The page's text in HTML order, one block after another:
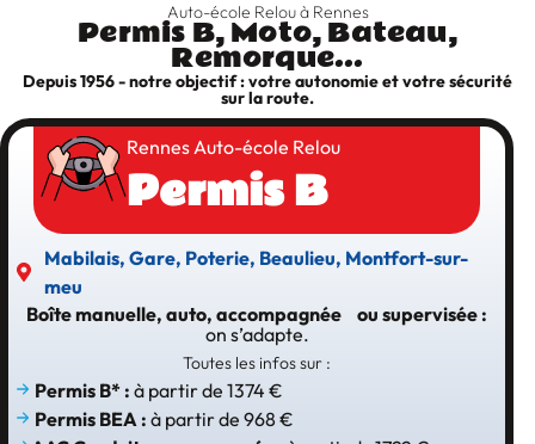
Auto-école Relou à Rennes​
Permis B, Moto, Bateau,
Remorque...​
Depuis 1956 - notre objectif : votre autonomie et votre sécurité
sur la route.
Rennes Auto-école Relou
Permis B
Mabilais, Gare, Poterie, Beaulieu, Montfort-sur-
meu
Boîte manuelle, auto, accompagnée ou supervisée :
on s’adapte.
Toutes les infos sur :
Permis B* : à partir de 1374 €
Permis BEA : à partir de 968 €